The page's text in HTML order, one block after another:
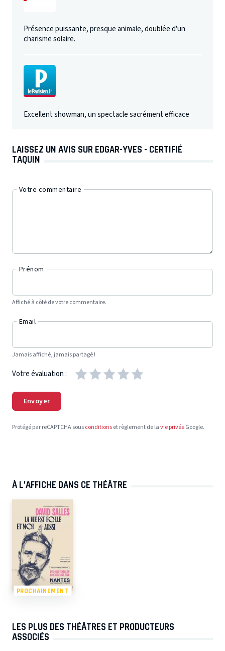
Présence puissante, presque animale, doublée d’un
charisme solaire.
Excellent showman, un spectacle sacrément efficace
LAISSEZ UN AVIS SUR EDGAR-YVES - CERTIFIÉ
TAQUIN
Votre commentaire
Prénom
Affiché à côté de votre commentaire.
Email
Jamais affiché, jamais partagé !
Votre évaluation :
Envoyer
Protégé par reCAPTCHA sousconditionset règlement de lavie privéeGoogle.
À L’AFFICHE DANS CE THÉÂTRE
PROCHAINEMENT
LES PLUS DES THÉÂTRES ET PRODUCTEURS
ASSOCIÉS